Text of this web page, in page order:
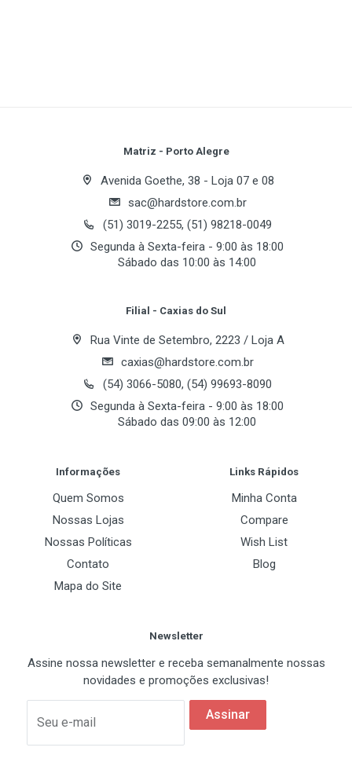
VGA, DVI-I, HDTV, NONE
SLI Capable
1600 x 1200 Max Digital
Requirements
Minimum of a 300 Watt power supply.
(Minimum recommended power supply with +12 Volt current rating of 18
Your Name
Email Address
Matriz - Porto Alegre
Avenida Goethe, 38 - Loja 07 e 08
sac@hardstore.com.br
(51) 3019-2255, (51) 98218-0049
Segunda à Sexta-feira - 9:00 às 18:00
Sábado das 10:00 às 14:00
Filial - Caxias do Sul
Rua Vinte de Setembro, 2223 / Loja A
caxias@hardstore.com.br
(54) 3066-5080, (54) 99693-8090
Segunda à Sexta-feira - 9:00 às 18:00
Sábado das 09:00 às 12:00
Informações
Quem Somos
Nossas Lojas
Nossas Políticas
Contato
Mapa do Site
Links Rápidos
Minha Conta
Compare
Wish List
Blog
Newsletter
Assine nossa newsletter e receba semanalmente nossas
novidades e promoções exclusivas!
Seu e-mail
Assinar